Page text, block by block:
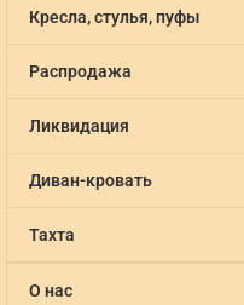
Кресла, стулья, пуфы
Распродажа
Ликвидация
Диван-кровать
Тахта
О нас